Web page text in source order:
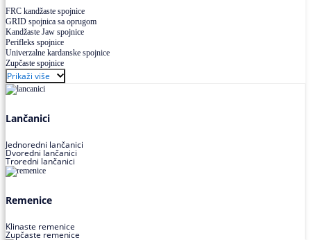
FRC kandžaste spojnice
GRID spojnica sa oprugom
Kandžaste Jaw spojnice
Perifleks spojnice
Univerzalne kardanske spojnice
Zupčaste spojnice
Prikaži više
Lančanici
Jednoredni lančanici
Dvoredni lančanici
Troredni lančanici
Remenice
Klinaste remenice
Zupčaste remenice